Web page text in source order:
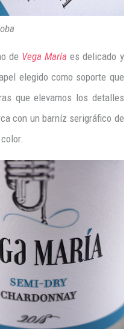
de Vega María es delicado y
elegido como soporte que
que elevamos los detalles
con un barníz serigráfico de